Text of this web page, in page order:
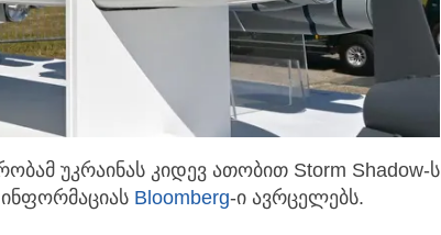
უკრაინას კიდევ ათობით Storm Shadow-ს
Bloomberg-ი ავრცელებს.